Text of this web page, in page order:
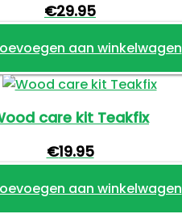
€29.95
aan winkelwagen
care kit Teakfix
€19.95
aan winkelwagen